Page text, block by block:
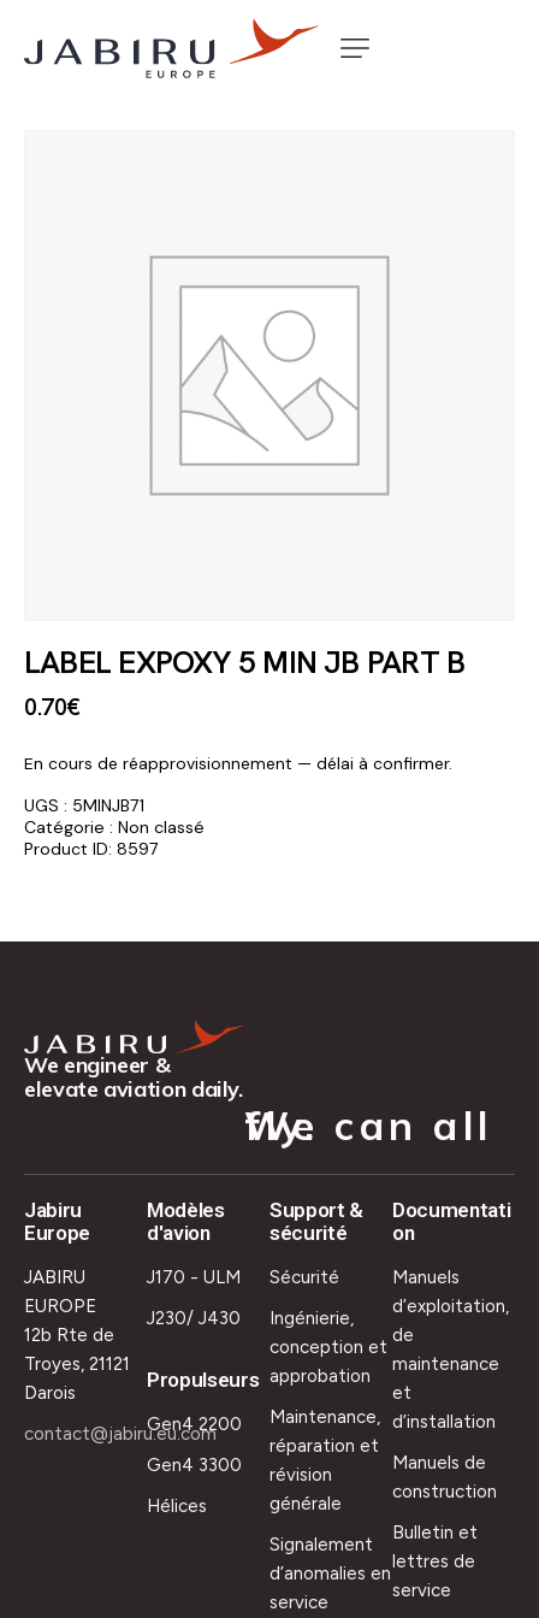
Accueil Non classé
LABEL EXPOXY 5 MIN JB PART B
0.70€
En cours de réapprovisionnement — délai à confirmer.
UGS : 5MINJB71
Catégorie : Non classé
Product ID: 8597
We engineer &
elevate aviation daily.
We can all fly.
Jabiru
Europe
JABIRU
EUROPE
12b Rte de
Troyes, 21121
Darois
contact@jabiru.eu.com
Modèles
d'avion
J170 - ULM
J230/ J430
Propulseurs
Gen4 2200
Gen4 3300
Hélices
Support &
sécurité
Sécurité
Ingénierie,
conception et
approbation
Maintenance,
réparation et
révision
générale
Signalement
d’anomalies en
service
Documentati
on
Manuels
d’exploitation,
de
maintenance
et
d’installation
Manuels de
construction
Bulletin et
lettres de
service